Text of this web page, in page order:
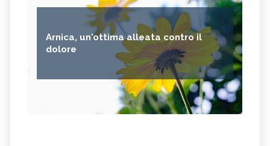
Arnica, un'ottima alleata contro il
dolore